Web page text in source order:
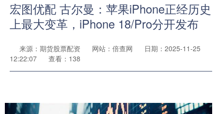
宏图优配 古尔曼：苹果iPhone正经历史
上最大变革，iPhone 18/Pro分开发布
来源：期货股票配资 网站：倍查网
日期：2025-11-25
12:22:07
查看：138